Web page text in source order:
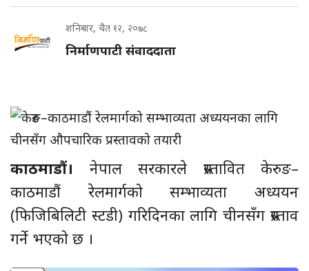
शनिबार, चैत १२, २०७८
निर्माणपाटी संवाददाता
काठमाडौं। नेपाल सरकारले प्रस्तावित केरुङ–
काठमाडौं रेलमार्गको सम्भाव्यता अध्ययन
(फिजिबिलिटी स्टडी) गरिदिनका लागि चीनसँग प्रस्ताव
गर्ने भएको छ ।